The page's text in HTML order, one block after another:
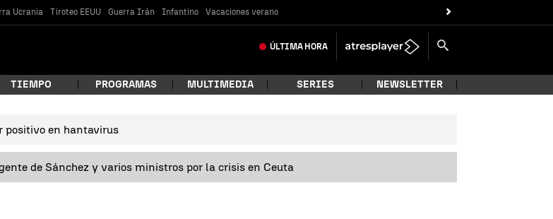
Ucrania Tiroteo EEUU Guerra Irán Infantino Vacaciones verano
ÚLTIMA HORA
TIEMPO PROGRAMAS MULTIMEDIA SERIES NEWSLETTER
positivo en hantavirus
de Sánchez y varios ministros por la crisis en Ceuta